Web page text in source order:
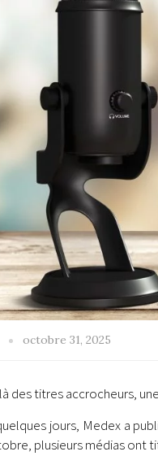
octobre 31, 2025
des titres accrocheurs,
jours, Medex a
plusieurs médias ont